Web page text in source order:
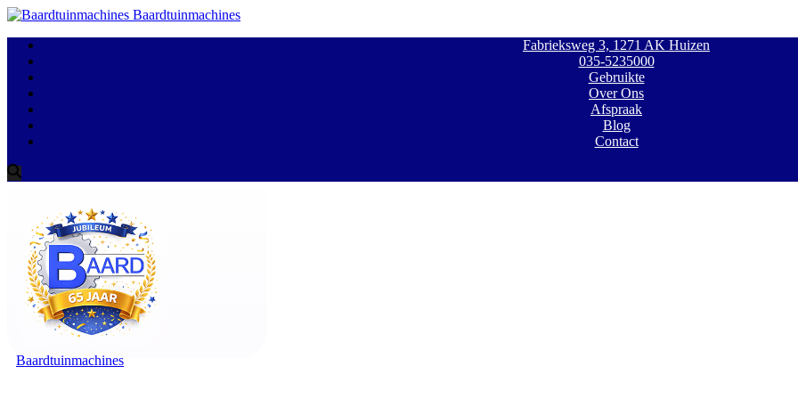
Baardtuinmachines
Fabrieksweg 3, 1271 AK Huizen
035-5235000
Gebruikte
Over Ons
Afspraak
Blog
Contact
Baardtuinmachines